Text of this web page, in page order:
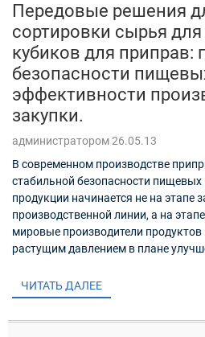
Передовые решения
сортировки сырья
кубиков для
безопасности
эффективности
закупки.
администратором 26.05.13
В современном производстве
стабильной безопасности пищевых
продукции начинается не на этапе
производственной линии, а на
мировые производители
растущим давлением в плане
ЧИТАТЬ ДАЛЕЕ